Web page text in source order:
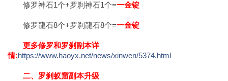
修罗神石1个+罗刹神石1个=一金锭
修罗龍石8个+罗刹龍石8个=一金锭
更多修罗和罗刹副本详
情:https://www.haoyx.net/news/xinwen/5374.html
二、罗刹蚁窟副本升级